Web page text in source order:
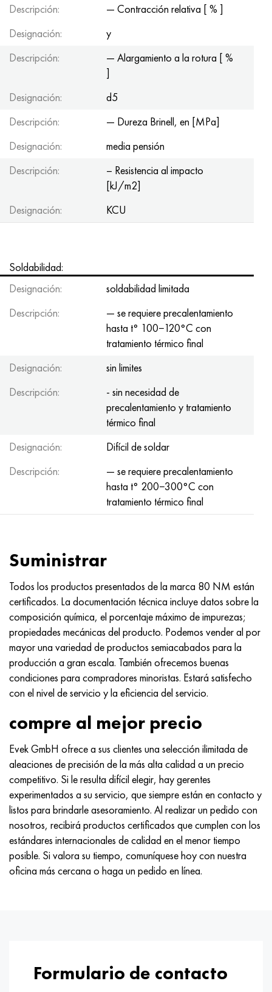
Descripción:
— Contracción relativa [ % ]
Designación:
y
Descripción:
— Alargamiento a la rotura [ %
]
Designación:
d5
Descripción:
— Dureza Brinell, en [MPa]
Designación:
media pensión
Descripción:
– Resistencia al impacto
[kJ/m2]
Designación:
KCU
Soldabilidad:
Designación:
soldabilidad limitada
Descripción:
— se requiere precalentamiento
hasta t° 100−120°С con
tratamiento térmico final
Designación:
sin limites
Descripción:
- sin necesidad de
precalentamiento y tratamiento
térmico final
Designación:
Difícil de soldar
Descripción:
— se requiere precalentamiento
hasta t° 200−300°С con
tratamiento térmico final
Suministrar
Todos los productos presentados de la marca 80 NM están
certificados. La documentación técnica incluye datos sobre la
composición química, el porcentaje máximo de impurezas;
propiedades mecánicas del producto. Podemos vender al por
mayor una variedad de productos semiacabados para la
producción a gran escala. También ofrecemos buenas
condiciones para compradores minoristas. Estará satisfecho
con el nivel de servicio y la eficiencia del servicio.
compre al mejor precio
Evek GmbH ofrece a sus clientes una selección ilimitada de
aleaciones de precisión de la más alta calidad a un precio
competitivo. Si le resulta difícil elegir, hay gerentes
experimentados a su servicio, que siempre están en contacto y
listos para brindarle asesoramiento. Al realizar un pedido con
nosotros, recibirá productos certificados que cumplen con los
estándares internacionales de calidad en el menor tiempo
posible. Si valora su tiempo, comuníquese hoy con nuestra
oficina más cercana o haga un pedido en línea.
Formulario de contacto